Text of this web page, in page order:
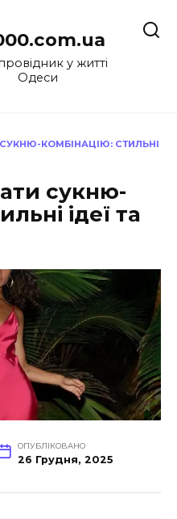
у житті
Одеси
КОМБІНАЦІЮ: СТИЛЬНІ
сукню-
ідеї та
ОПУБЛІКОВАНО
26 Грудня, 2025